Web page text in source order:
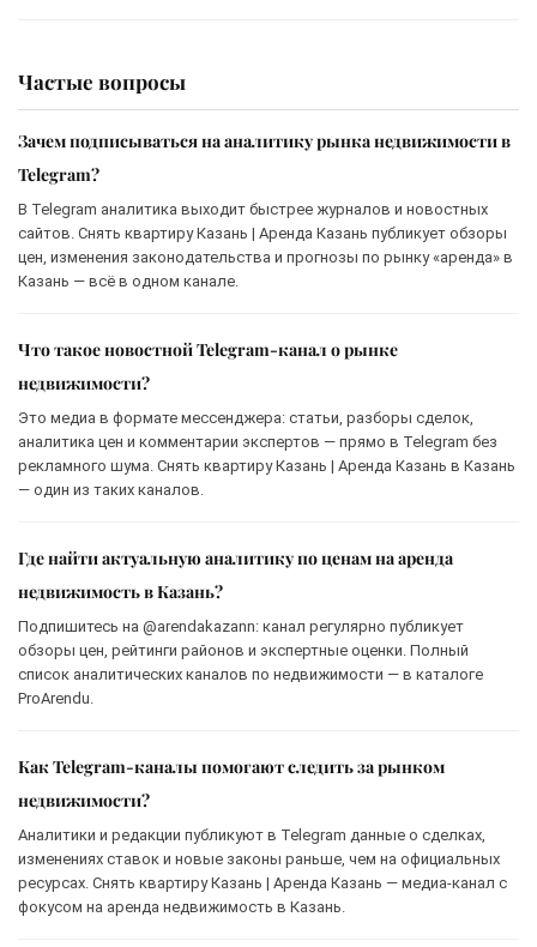
Частые вопросы
Зачем подписываться на аналитику рынка недвижимости в
Telegram?
В Telegram аналитика выходит быстрее журналов и новостных
сайтов. Снять квартиру Казань | Аренда Казань публикует обзоры
цен, изменения законодательства и прогнозы по рынку «аренда» в
Казань — всё в одном канале.
Что такое новостной Telegram-канал о рынке
недвижимости?
Это медиа в формате мессенджера: статьи, разборы сделок,
аналитика цен и комментарии экспертов — прямо в Telegram без
рекламного шума. Снять квартиру Казань | Аренда Казань в Казань
— один из таких каналов.
Где найти актуальную аналитику по ценам на аренда
недвижимость в Казань?
Подпишитесь на @arendakazann: канал регулярно публикует
обзоры цен, рейтинги районов и экспертные оценки. Полный
список аналитических каналов по недвижимости — в каталоге
ProArendu.
Как Telegram-каналы помогают следить за рынком
недвижимости?
Аналитики и редакции публикуют в Telegram данные о сделках,
изменениях ставок и новые законы раньше, чем на официальных
ресурсах. Снять квартиру Казань | Аренда Казань — медиа-канал с
фокусом на аренда недвижимость в Казань.